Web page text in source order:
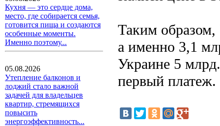
Кухня — это сердце дома,
место, где собирается семья,
готовится пища и создаются
особенные моменты.
Именно поэтому...
05.08.2026
Утепление балконов и
лоджий стало важной
задачей для владельцев
квартир, стремящихся
повысить
энергоэффективность...
Таким образом,
а именно 3,1
Украине 5
первый платеж.